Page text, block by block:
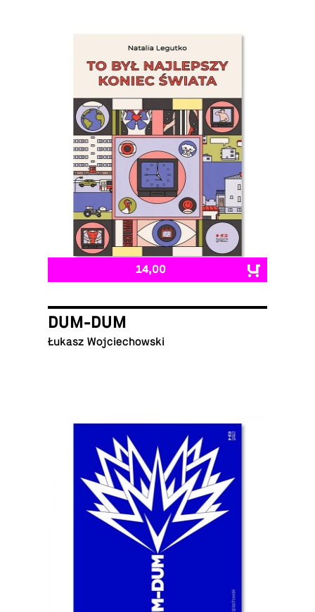
14,00
DUM-DUM
Łukasz Wojciechowski